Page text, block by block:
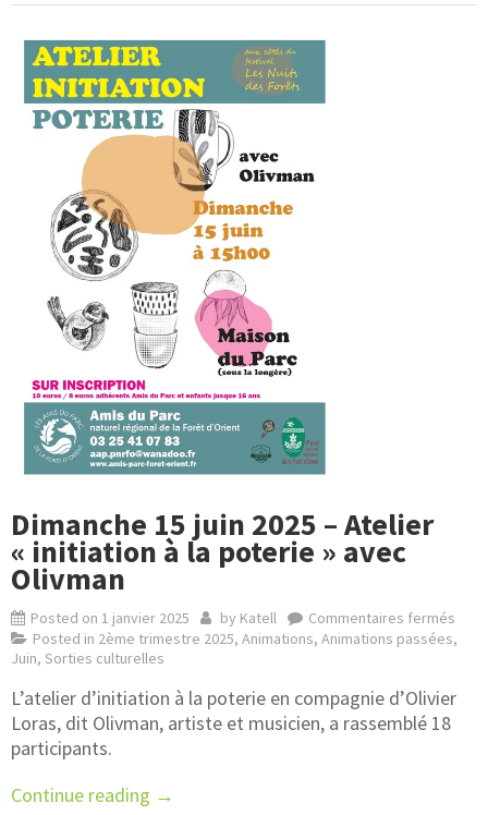
Dimanche 15 juin 2025 – Atelier
« initiation à la poterie » avec
Olivman
Posted on 1 janvier 2025 by Katell
Commentaires fermés
Posted in 2ème trimestre 2025, Animations, Animations passées,
Juin, Sorties culturelles
L’atelier d’initiation à la poterie en compagnie d’Olivier
Loras, dit Olivman, artiste et musicien, a rassemblé 18
participants.
Continue reading →